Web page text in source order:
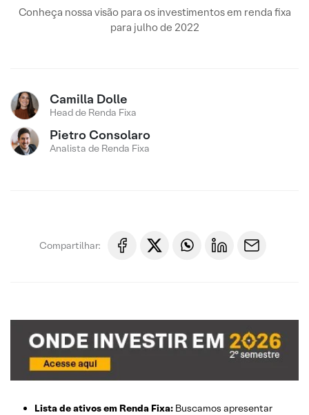
Conheça nossa visão para os investimentos em renda fixa
para julho de 2022
Camilla Dolle
Head de Renda Fixa
Pietro Consolaro
Analista de Renda Fixa
Compartilhar:
Lista de ativos em Renda Fixa: Buscamos apresentar